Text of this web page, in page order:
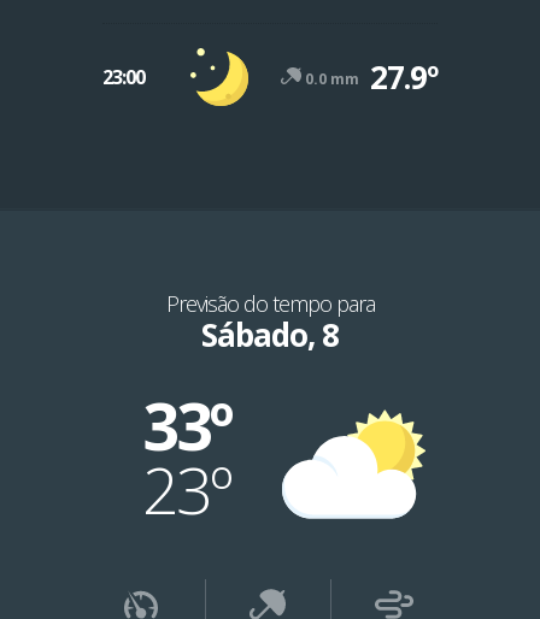
23:00 0.0 mm 27.9º
Previsão do tempo para
Sábado, 8
33º
23º